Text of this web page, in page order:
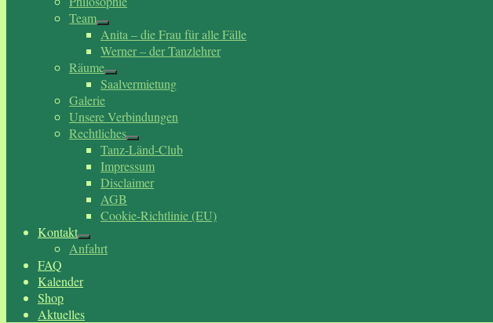
Team
Anita – die Frau für alle Fälle
Werner – der Tanzlehrer
Räume
Saalvermietung
Galerie
Unsere Verbindungen
Rechtliches
Tanz-Länd-Club
Impressum
Disclaimer
AGB
Cookie-Richtlinie (EU)
Kontakt
Anfahrt
FAQ
Kalender
Shop
Aktuelles